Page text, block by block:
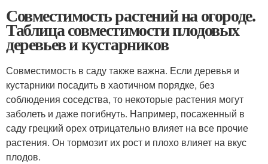
Совместимость растений на огороде.
Таблица совместимости плодовых
деревьев и кустарников
Совместимость в саду также важна. Если деревья и
кустарники посадить в хаотичном порядке, без
соблюдения соседства, то некоторые растения могут
заболеть и даже погибнуть. Например, посаженный в
саду грецкий орех отрицательно влияет на все прочие
растения. Он тормозит их рост и плохо влияет на вкус
плодов.